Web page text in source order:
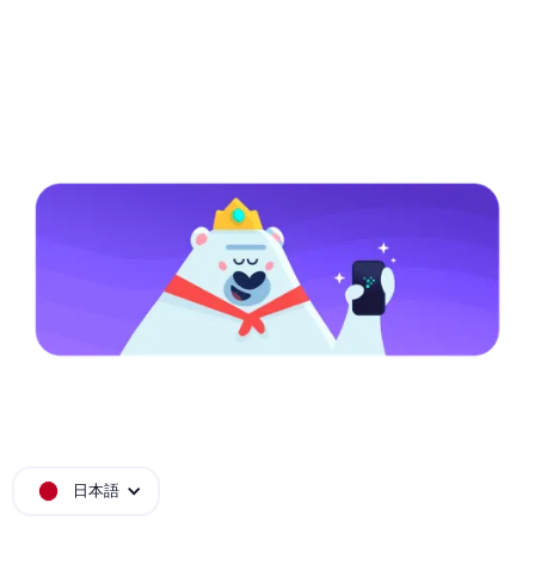
日本語